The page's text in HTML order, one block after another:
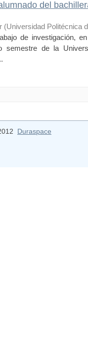
del
(Universidad Politécnica
de investigación,
semestre de la
Duraspace